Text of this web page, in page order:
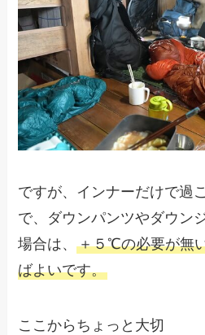
ですが、インナーだけで過
で、ダウンパンツやダウン
場合は、＋５℃の必要が無
ばよいです。
ここからちょっと大切